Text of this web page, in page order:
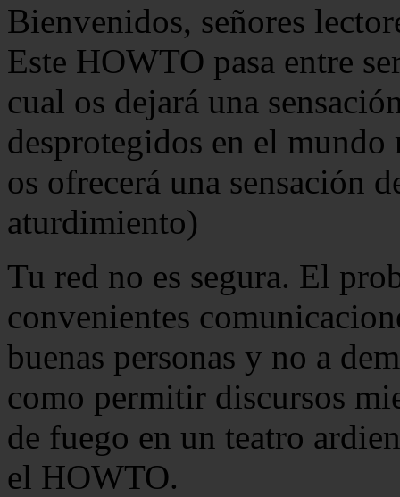
Bienvenidos, señores
Este HOWTO pasa entre
cual os dejará una
desprotegidos en el
os ofrecerá una sensación
aturdimiento)
Tu red no es segura. El
convenientes
buenas personas y no a
como permitir discursos
de fuego en un teatro
el HOWTO.